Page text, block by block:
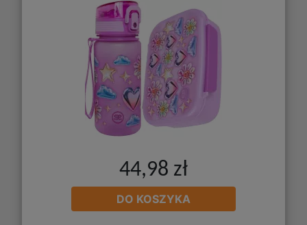
44,98 zł
DO KOSZYKA